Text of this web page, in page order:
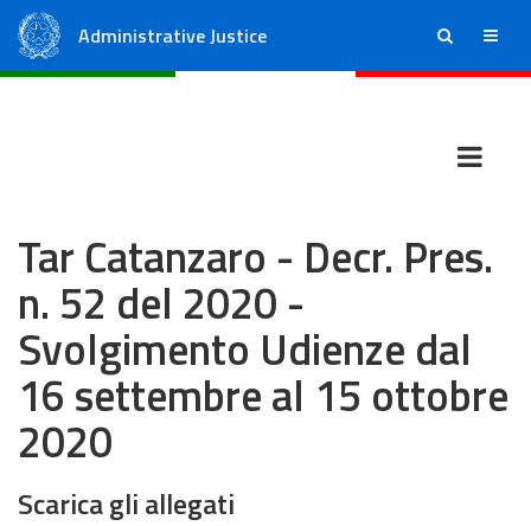
Administrative Justice ricerca menu
Tar Catanzaro - Decr. Pres.
n. 52 del 2020 -
Svolgimento Udienze dal
16 settembre al 15 ottobre
2020
Scarica gli allegati